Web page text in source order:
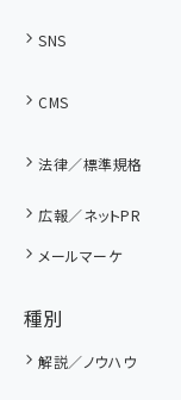
SNS
CMS
法律／標準規格
広報／ネットPR
メールマーケ
種別
解説／ノウハウ